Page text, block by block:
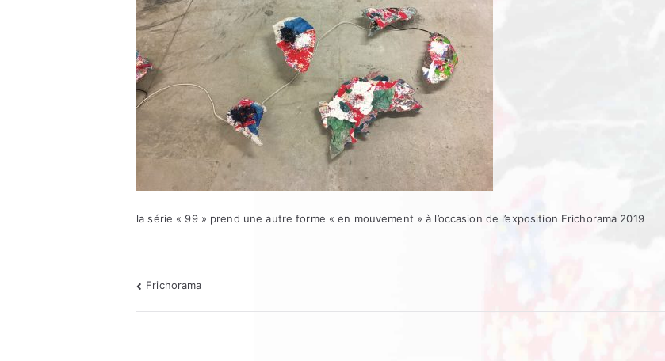
la série « 99 » prend une autre forme « en mouvement » à l’occasion de l’exposition Frichorama 2019
Navigation
Frichorama